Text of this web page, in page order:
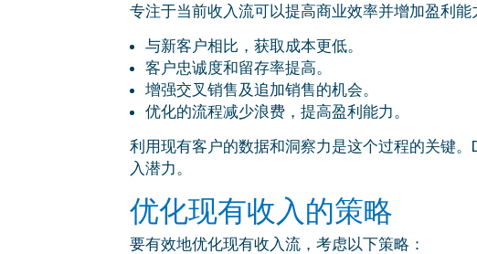
专注于当前收入流可以提高商业效率并增加盈利
与新客户相比，获取成本更低。
客户忠诚度和留存率提高。
增强交叉销售及追加销售的机会。
优化的流程减少浪费，提高盈利能力。
利用现有客户的数据和洞察力是这个过程的关键
入潜力。
优化现有收入的策略
要有效地优化现有收入流，考虑以下策略：